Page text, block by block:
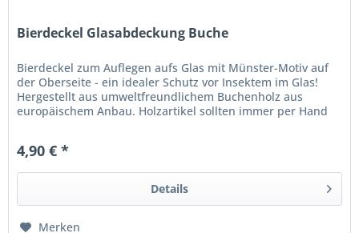
Bierdeckel Glasabdeckung Buche
Bierdeckel zum Auflegen aufs Glas mit Münster-Motiv auf
der Oberseite - ein idealer Schutz vor Insektem im Glas!
Hergestellt aus umweltfreundlichem Buchenholz aus
europäischem Anbau. Holzartikel sollten immer per Hand
4,90 € *
Details
Merken